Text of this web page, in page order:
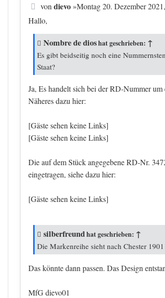
Beitrag
von dievo»Montag 20. Dezember
Hallo,
Nombre de dioshat geschrieben: ↑
Es gibt beidseitig noch eine
Staat?
Ja, Es handelt sich bei der RD-Nummer
Näheres dazu hier:
[Gäste sehen keine Links]
[Gäste sehen keine Links]
Die auf dem Stück angegebene RD-Nr.
eingetragen, siehe dazu hier:
[Gäste sehen keine Links]
silberfreundhat geschrieben: ↑
Die Markenreihe sieht nach Chester
Das könnte dann passen. Das Design
MfG dievo01